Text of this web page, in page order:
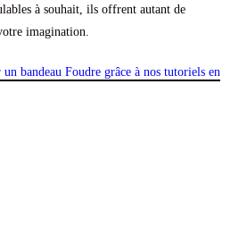
à souhait, ils offrent autant de
imagination.
bandeau Foudre grâce à nos tutoriels en